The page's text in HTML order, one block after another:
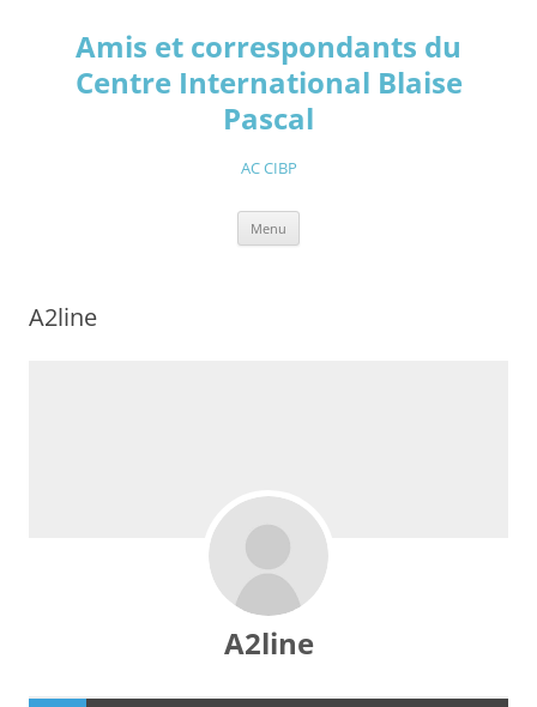
contenuAmis et correspondants du
Centre International Blaise
Pascal
AC CIBP
Menu
A2line
A2line